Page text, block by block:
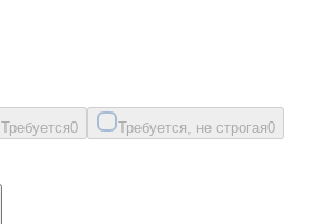
Требуется0 Требуется, не строгая0